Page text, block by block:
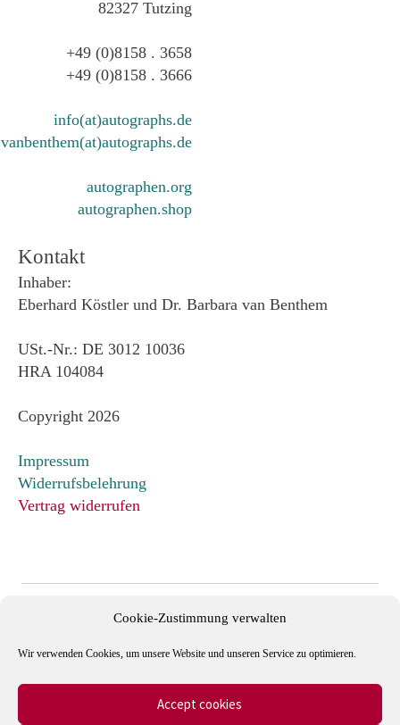
Cookie-Zustimmung verwalten
Wir verwenden Cookies, um unsere Website und unseren Service zu optimieren.
Accept cookies
82327 Tutzing
+49 (0)8158 . 3658
+49 (0)8158 . 3666
info(at)autographs.de
vanbenthem(at)autographs.de
autographen.org
autographen.shop
Kontakt
Inhaber:
Eberhard Köstler und Dr. Barbara van Benthem
USt.-Nr.: DE 3012 10036
HRA 104084
Copyright 2026
Impressum
Widerrufsbelehrung
Vertrag widerrufen